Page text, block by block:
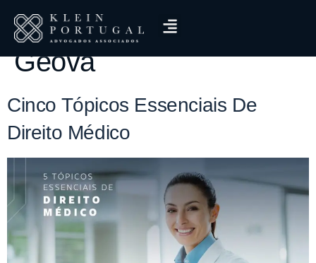
Tag:Testemunhas De
Geova
Cinco Tópicos Essenciais De
Direito Médico